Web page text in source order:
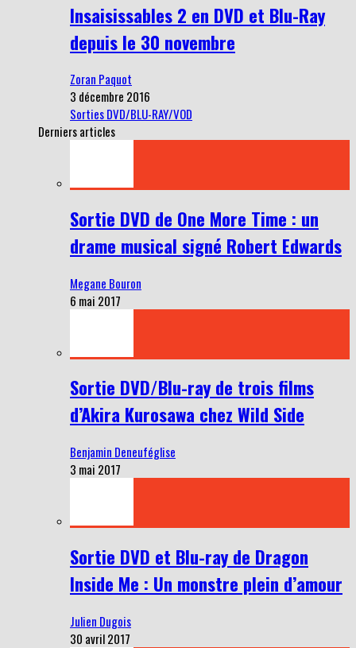
Insaisissables 2 en DVD et Blu-Ray
depuis le 30 novembre
Zoran Paquot
3 décembre 2016
Sorties DVD/BLU-RAY/VOD
Derniers articles
Sortie DVD de One More Time : un
drame musical signé Robert Edwards
Megane Bouron
6 mai 2017
Sortie DVD/Blu-ray de trois films
d’Akira Kurosawa chez Wild Side
Benjamin Deneuféglise
3 mai 2017
Sortie DVD et Blu-ray de Dragon
Inside Me : Un monstre plein d’amour
Julien Dugois
30 avril 2017